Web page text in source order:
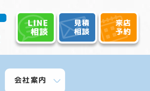
LINE
相談
見積
相談
来店
予約
会社案内